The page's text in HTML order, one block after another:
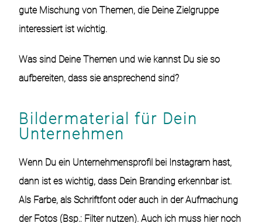
gute Mischung von Themen, die Deine Zielgruppe
interessiert ist wichtig.
Was sind Deine Themen und wie kannst Du sie so
aufbereiten, dass sie ansprechend sind?
Bildermaterial für Dein
Unternehmen
Wenn Du ein Unternehmensprofil bei Instagram hast,
dann ist es wichtig, dass Dein Branding erkennbar ist.
Als Farbe, als Schriftfont oder auch in der Aufmachung
der Fotos (Bsp.: Filter nutzen). Auch ich muss hier noch